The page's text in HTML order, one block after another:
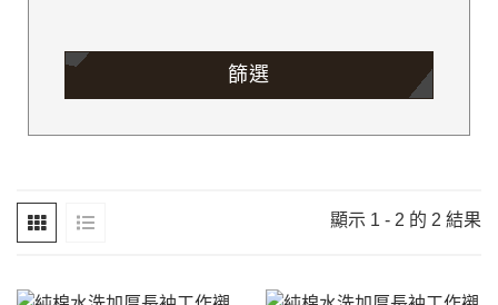
篩選
顯示 1 - 2 的 2 結果